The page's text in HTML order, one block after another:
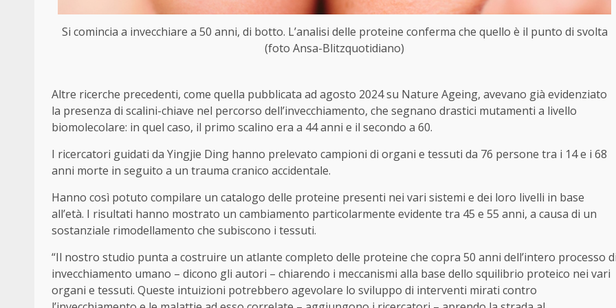
Si comincia a invecchiare a 50 anni, di botto. L’analisi delle proteine conferma che quello è il punto di svolta
(foto Ansa-Blitzquotidiano)
Altre ricerche precedenti, come quella pubblicata ad agosto 2024 su Nature Ageing, avevano già evidenziato
la presenza di scalini-chiave nel percorso dell’invecchiamento, che segnano drastici mutamenti a livello
biomolecolare: in quel caso, il primo scalino era a 44 anni e il secondo a 60.
I ricercatori guidati da Yingjie Ding hanno prelevato campioni di organi e tessuti da 76 persone tra i 14 e i 68
anni morte in seguito a un trauma cranico accidentale.
Hanno così potuto compilare un catalogo delle proteine presenti nei vari sistemi e dei loro livelli in base
all’età. I risultati hanno mostrato un cambiamento particolarmente evidente tra 45 e 55 anni, a causa di un
sostanziale rimodellamento che subiscono i tessuti.
“Il nostro studio punta a costruire un atlante completo delle proteine che copra 50 anni dell’intero processo
invecchiamento umano – dicono gli autori – chiarendo i meccanismi alla base dello squilibrio proteico nei vari
organi e tessuti. Queste intuizioni potrebbero agevolare lo sviluppo di interventi mirati contro